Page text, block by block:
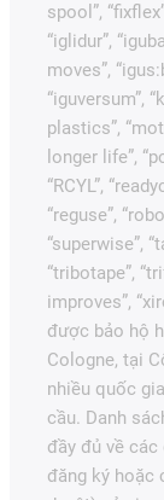
spool”,
“iglidur”,
moves”,
“iguversum”,
plastics”,
longer life”,
“RCYL”,
“reguse”,
“superwise”,
“tribotape”,
improves”,
được bảo hộ
Cologne, tại
nhiều quốc
cầu. Danh
đầy đủ về
đăng ký hoặc